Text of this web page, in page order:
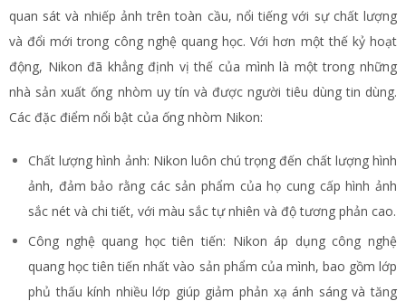
quan sát và nhiếp ảnh trên toàn cầu, nổi tiếng với sự chất lượng
và đổi mới trong công nghệ quang học. Với hơn một thế kỷ hoạt
động, Nikon đã khẳng định vị thế của mình là một trong những
nhà sản xuất ống nhòm uy tín và được người tiêu dùng tin dùng.
Các đặc điểm nổi bật của ống nhòm Nikon:
Chất lượng hình ảnh: Nikon luôn chú trọng đến chất lượng hình
ảnh, đảm bảo rằng các sản phẩm của họ cung cấp hình ảnh
sắc nét và chi tiết, với màu sắc tự nhiên và độ tương phản cao.
Công nghệ quang học tiên tiến: Nikon áp dụng công nghệ
quang học tiên tiến nhất vào sản phẩm của mình, bao gồm lớp
phủ thấu kính nhiều lớp giúp giảm phản xạ ánh sáng và tăng